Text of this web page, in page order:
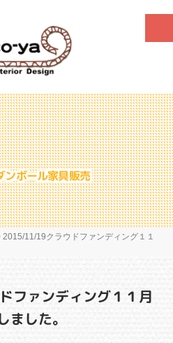
ンボール家具販売
2015/11/19クラウドファンディング１１
ァンディング１１月
ました。